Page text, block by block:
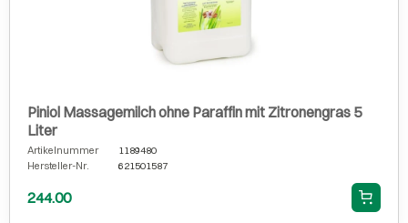
Piniol Massagemilch ohne Paraffin mit Zitronengras 5
Liter
Artikelnummer
1189480
Hersteller-Nr.
621501587
244.00